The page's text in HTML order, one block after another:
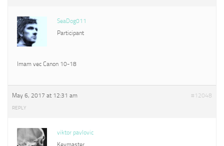
SeaDog011
Participant
Imam vec Canon 10-18
May 6, 2017 at 12:31 am #12048
REPLY
viktor pavlovic
Keymaster